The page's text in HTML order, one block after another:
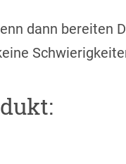
dann bereiten